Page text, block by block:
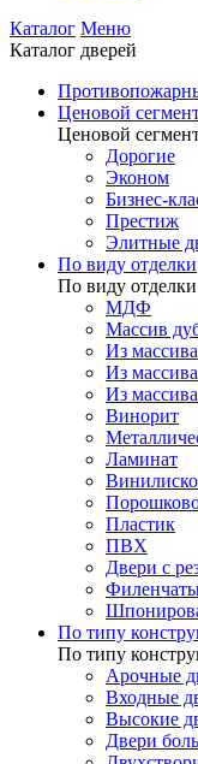
Каталог Меню
Каталог дверей
Ценовой
Ценовой
Дорогие
Эконом
Бизнес-
Престиж
Элитные
По виду отделки
По виду отделки
МДФ
Массив
Из
Из
Из
Винорит
Ламинат
Пластик
ПВХ
Двери с
По типу
По типу
Арочные
Входные
Высокие
Двери